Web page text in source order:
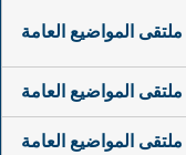
ملتقى المواضيع العامة
ملتقى المواضيع العامة
ملتقى المواضيع العامة